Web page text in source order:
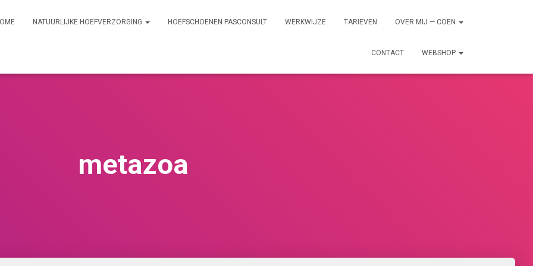
NATUURLIJKE HOEFVERZORGING HOEFSCHOENEN PASCONSULT WERKWIJZE TARIEVEN OVER MIJ — COEN
CONTACT WEBSHOP
metazoa